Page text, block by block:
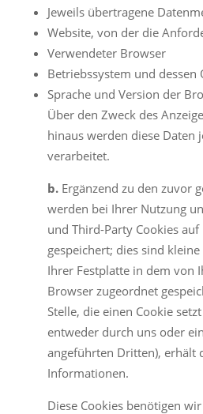
Jeweils übertragene
Website, von der die
Verwendeter Browser
Betriebssystem und dessen
Sprache und Version der
Über den Zweck des
hinaus werden diese Daten
verarbeitet.
b.Ergänzend zu den zuvor
werden bei Ihrer Nutzung
und Third-Party Cookies
gespeichert; dies sind
Ihrer Festplatte in dem von
Browser zugeordnet
Stelle, die einen Cookie
entweder durch uns oder
angeführten Dritten), erhält
Informationen.
Diese Cookies benötigen